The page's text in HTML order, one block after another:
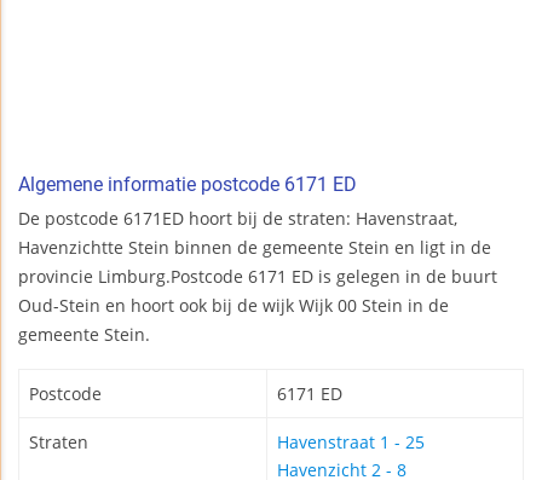
Algemene informatie postcode 6171 ED
De postcode 6171ED hoort bij de straten: Havenstraat,
Havenzichtte Stein binnen de gemeente Stein en ligt in de
provincie Limburg.Postcode 6171 ED is gelegen in de buurt
Oud-Stein en hoort ook bij de wijk Wijk 00 Stein in de
gemeente Stein.
Postcode 6171 ED
Straten
Havenstraat 1 - 25
Havenzicht 2 - 8